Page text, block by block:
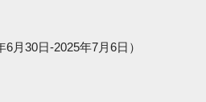
月30日-2025年7月6日）